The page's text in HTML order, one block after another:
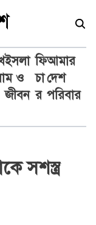
ইসলা
ম ও
জীবন
ফি
চা
র
আমার
দেশ
পরিবার
সশস্ত্র